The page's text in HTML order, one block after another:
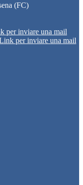
(FC)
per inviare una mail
per inviare una mail